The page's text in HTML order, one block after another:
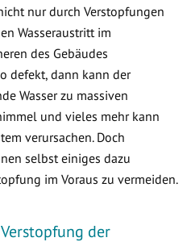
nur durch Verstopfungen
Wasseraustritt im
des Gebäudes
defekt, dann kann der
Wasser zu massiven
und vieles mehr kann
verursachen. Doch
selbst einiges dazu
im Voraus zu vermeiden.
der